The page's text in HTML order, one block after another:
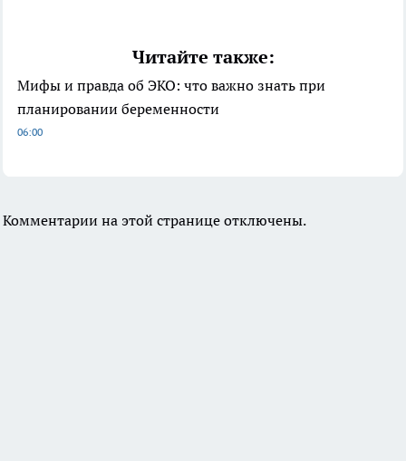
Читайте также:
Мифы и правда об ЭКО: что важно знать при
планировании беременности
06:00
Комментарии на этой странице отключены.